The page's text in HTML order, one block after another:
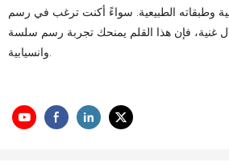
وطبقاته الطبيعية. سواءً أكنت ترغب في رسم
غنية، فإن هذا القلم يمنحك تجربة رسم سلسة
وانسيابية.